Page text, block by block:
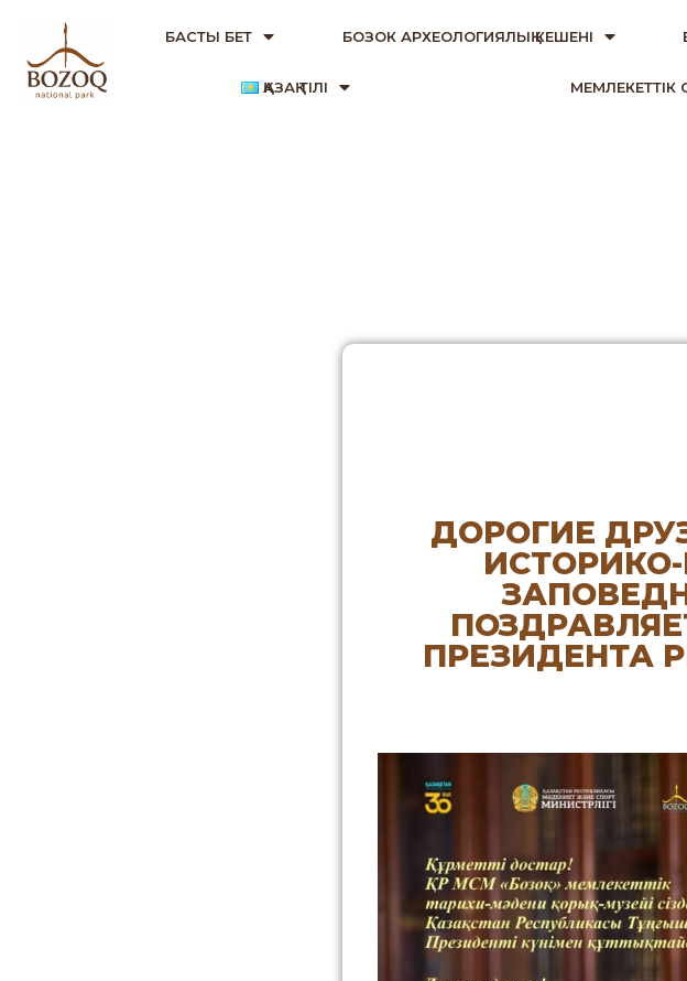
БАСТЫ БЕТ БОЗОК АРХЕОЛОГИЯЛЫҚ КЕШЕНІ
ҚАЗАҚ ТІЛІ МЕМЛЕКЕТТІК
ДОРОГИЕ
ПРЕЗИДЕНТА